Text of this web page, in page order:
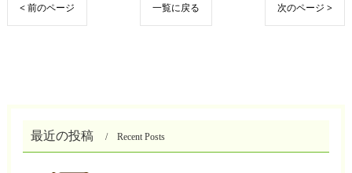
< 前のページ 一覧に戻る 次のページ >
最近の投稿 Recent Posts